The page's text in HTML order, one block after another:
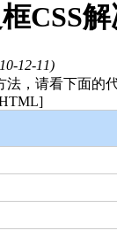
CSS
12-11)
法，请看下面的